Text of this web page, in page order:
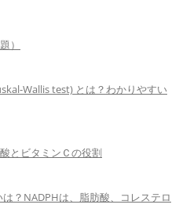
）
Wallis test) とは？わかりやすい
とビタミンＣの役割
？NADPHは、脂肪酸、コレステロ